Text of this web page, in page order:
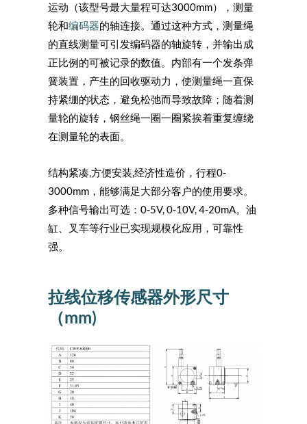
运动（该型号最大量程可达3000mm），测量
轮和编码器的轴连接。通过这种方式，测量绳
的直线测量可引发编码器的轴旋转，并输出成
正比例的可被记录的数值。内部有一个发条弹
簧装置，产生的回收驱动力，使测量绳一直保
持紧绷的状态，避免松弛而导致故障；随着测
量轮的旋转，钢丝绳一圈一圈紧挨着重复缠绕
在测量轮的表面。
结构紧凑,方便安装,经济性造价，行程0-
3000mm，能够满足大部分客户的使用要求。
多种信号输出可选：0-5V, 0-10V, 4-20mA。油
缸、叉车等行业已实现规模化应用，可靠性
强。
拉线位移传感器外形尺寸
（mm)